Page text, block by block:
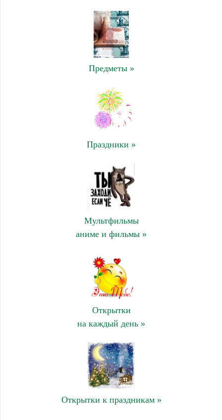
Предметы »
Праздники »
Мультфильмы
аниме и фильмы »
Открытки
на каждый день »
Открытки к праздникам »